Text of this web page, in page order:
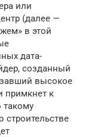
или
(далее —
в этой
дата-
созданный
высокое
примкнет к
такому